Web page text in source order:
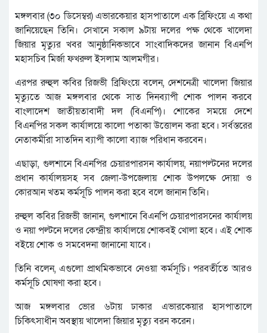
মঙ্গলবার (৩০ ডিসেম্বর) এভারকেয়ার হাসপাতালে এক ব্রিফিংয়ে এ কথা
জানিয়েছেন তিনি। সেখানে সকাল ৯টায় দলের পক্ষ থেকে খালেদা
জিয়ার মৃত্যুর খবর আনুষ্ঠানিকভাবে সাংবাদিকদের জানান বিএনপি
মহাসচিব মির্জা ফখরুল ইসলাম আলমগীর।
এরপর রুহুল কবির রিজভী ব্রিফিংয়ে বলেন, দেশনেত্রী খালেদা জিয়ার
মৃত্যুতে আজ মঙ্গলবার থেকে সাত দিনব্যাপী শোক পালন করবে
বাংলাদেশ জাতীয়তাবাদী দল (বিএনপি)। শোকের সময়ে দেশে
বিএনপির সকল কার্যালয়ে কালো পতাকা উত্তোলন করা হবে। সর্বস্তরের
নেতাকর্মীরা সাতদিন ব্যাপী কালো ব্যাজ পরিধান করবেন।
এছাড়া, গুলশানে বিএনপির চেয়ারপারসন কার্যালয়, নয়াপল্টনের দলের
প্রধান কার্যালয়সহ সব জেলা-উপজেলায় শোক উপলক্ষে দোয়া ও
কোরআন খতম কর্মসূচি পালন করা হবে বলে জানান তিনি।
রুহুল কবির রিজভী জানান, গুলশানে বিএনপি চেয়ারপারসনের কার্যালয়
ও নয়া পল্টনে দলের কেন্দ্রীয় কার্যালয়ে শোকবই খোলা হবে। এই শোক
বইয়ে শোক ও সমবেদনা জানানো যাবে।
তিনি বলেন, এগুলো প্রাথমিকভাবে নেওয়া কর্মসূচি। পরবর্তীতে আরও
কর্মসূচি ঘোষণা করা হবে।
আজ মঙ্গলবার ভোর ৬টায় ঢাকার এভারকেয়ার হাসপাতালে
চিকিৎসাধীন অবস্থায় খালেদা জিয়ার মৃত্যু বরন করেন।